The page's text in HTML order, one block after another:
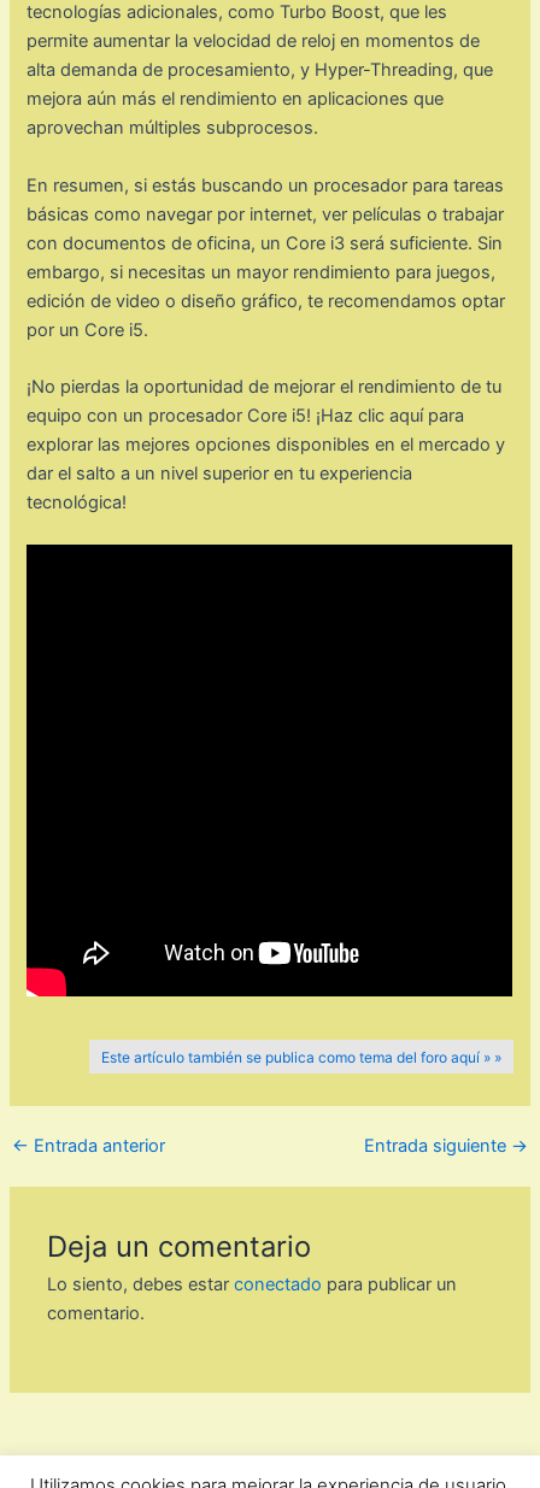
tecnologías adicionales, como Turbo Boost, que les
permite aumentar la velocidad de reloj en momentos de
alta demanda de procesamiento, y Hyper-Threading, que
mejora aún más el rendimiento en aplicaciones que
aprovechan múltiples subprocesos.
En resumen, si estás buscando un procesador para tareas
básicas como navegar por internet, ver películas o trabajar
con documentos de oficina, un Core i3 será suficiente. Sin
embargo, si necesitas un mayor rendimiento para juegos,
edición de video o diseño gráfico, te recomendamos optar
por un Core i5.
¡No pierdas la oportunidad de mejorar el rendimiento de tu
equipo con un procesador Core i5! ¡Haz clic aquí para
explorar las mejores opciones disponibles en el mercado y
dar el salto a un nivel superior en tu experiencia
tecnológica!
Este artículo también se publica como tema del foro aquí » »
← Entrada anterior Entrada siguiente →
Deja un comentario
Lo siento, debes estarconectado para publicar un
comentario.